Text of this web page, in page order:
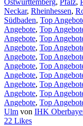
Ostwürttemberg, Pfalz,
Neckar, Rheinhessen,
Südbaden, Top
Angebote, Top
Angebote, Top
Angebote, Top
Angebote, Top
Angebote, Top
Angebote, Top
Angebote, Top
Angebote, Top
Angebote, Top
Ulm von IHK
22 Likes